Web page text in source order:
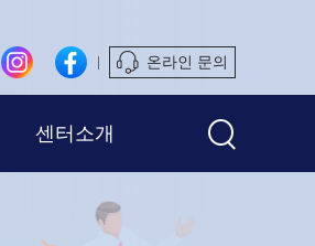
온라인 문의
센터소개